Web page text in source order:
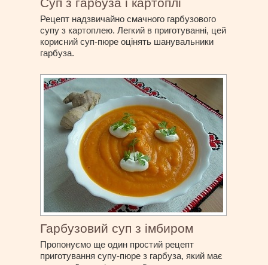
Рецепт надзвичайно смачного гарбузового
супу з картоплею. Легкий в приготуванні, цей
корисний суп-пюре оцінять шанувальники
гарбуза.
Гарбузовий суп з імбиром
Пропонуємо ще один простий рецепт
приготування супу-пюре з гарбуза, який має